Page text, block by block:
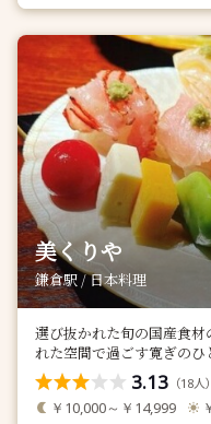
美くりや
鎌倉駅 / 日本料理
選び抜かれた旬の国産食
れた空間で過ごす寛ぎのひ
3.13 （18人）
￥10,000～￥14,999